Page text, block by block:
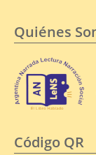
Quiénes
Código QR